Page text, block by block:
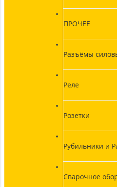
ПРОЧЕЕ
Разъёмы
Реле
Розетки
Рубильники и
Сварочное